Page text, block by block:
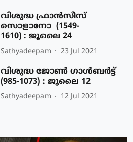
വിശുദ്ധ ഫ്രാന്‍സീസ്
സൊളാനോ (1549-
1610) : ജൂലൈ 24
Sathyadeepam 23 Jul 2021
വിശുദ്ധ ജോണ്‍ ഗാള്‍ബര്‍ട്ട്
(985-1073) : ജൂലൈ 12
Sathyadeepam 12 Jul 2021